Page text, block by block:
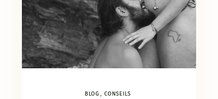
BLOG CONSEILS